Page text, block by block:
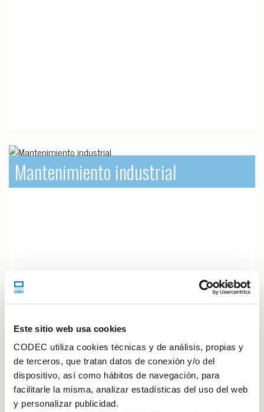
Este sitio web usa cookies
CODEC utiliza cookies técnicas y de análisis, propias y
de terceros, que tratan datos de conexión y/o del
dispositivo, así como hábitos de navegación, para
facilitarle la misma, analizar estadísticas del uso del web
y personalizar publicidad.
Mantenimiento industrial